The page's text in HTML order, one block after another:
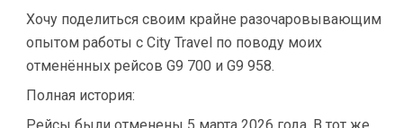
Хочу поделиться своим крайне разочаровывающим
опытом работы с City Travel по поводу моих
отменённых рейсов G9 700 и G9 958.
Полная история: